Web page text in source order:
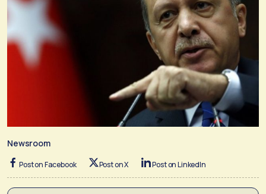
Newsroom
Post on Facebook Post on X Post on LinkedIn